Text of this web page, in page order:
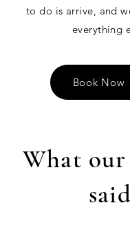
to do is arrive, and
everything
Book Now
What our
said